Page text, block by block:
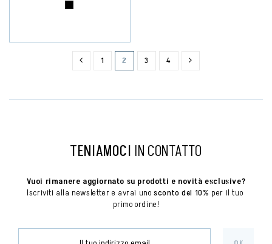
1 2 3 4
TENIAMOCI IN CONTATTO
Vuoi rimanere aggiornato su prodotti e novità esclusive?
Iscriviti alla newsletter e avrai uno sconto del 10% per il tuo
primo ordine!